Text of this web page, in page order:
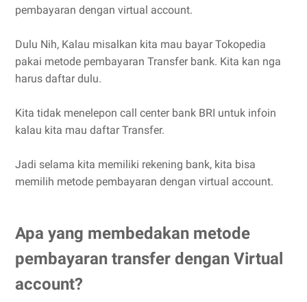
pembayaran dengan virtual account.
Dulu Nih, Kalau misalkan kita mau bayar Tokopedia
pakai metode pembayaran Transfer bank. Kita kan nga
harus daftar dulu.
Kita tidak menelepon call center bank BRI untuk infoin
kalau kita mau daftar Transfer.
Jadi selama kita memiliki rekening bank, kita bisa
memilih metode pembayaran dengan virtual account.
Apa yang membedakan metode
pembayaran transfer dengan Virtual
account?